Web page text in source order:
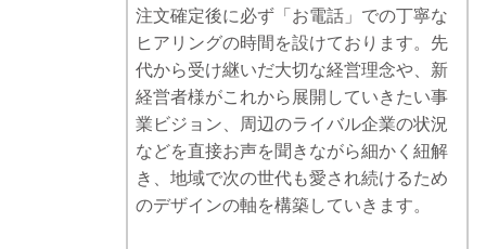
注文確定後に必ず「お電話」での丁寧な
ヒアリングの時間を設けております。先
代から受け継いだ大切な経営理念や、新
経営者様がこれから展開していきたい事
業ビジョン、周辺のライバル企業の状況
などを直接お声を聞きながら細かく紐解
き、地域で次の世代も愛され続けるため
のデザインの軸を構築していきます。